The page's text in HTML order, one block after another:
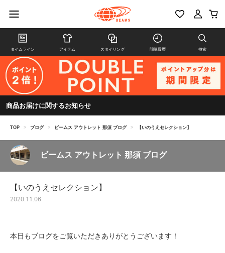
タイムライン アイテム スタイリング 閲覧履歴 検索
商品お届けに関するお知らせ
TOP > ブログ > ビームス アウトレット 那須 ブログ > 【いのうえセレクション】
ビームス アウトレット 那須 ブログ
【いのうえセレクション】
2020.11.06
本日もブログをご覧いただきありがとうございます！